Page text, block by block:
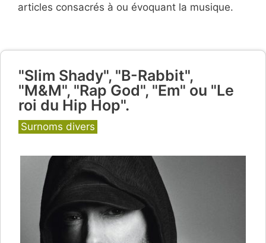
articles consacrés à ou évoquant la musique.
"Slim Shady", "B-Rabbit",
"M&M", "Rap God", "Em" ou "Le
roi du Hip Hop".
Catégories
Surnoms divers